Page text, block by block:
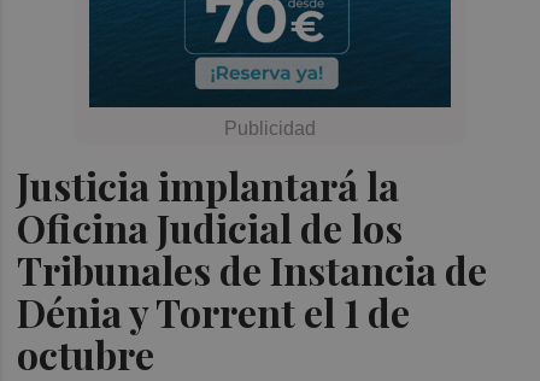
Justicia implantará la
Oficina Judicial de los
Tribunales de Instancia de
Dénia y Torrent el 1 de
octubre